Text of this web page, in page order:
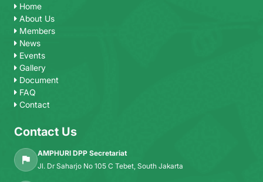
Home
About Us
Members
News
Events
Gallery
Document
FAQ
Contact
Contact Us
AMPHURI DPP Secretariat
Jl. Dr Saharjo No 105 C Tebet, South Jakarta